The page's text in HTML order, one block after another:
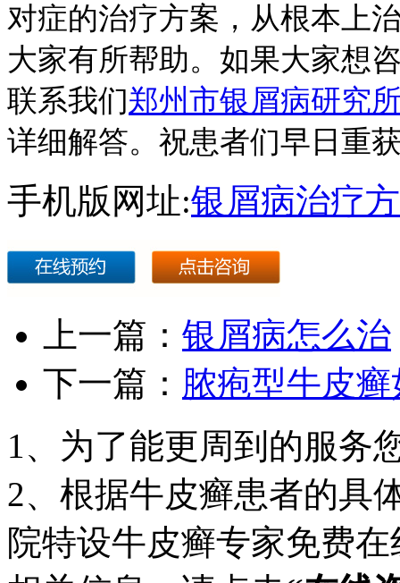
对症的治疗方案，从根本上
大家有所帮助。如果大家想
联系我们郑州市银屑病研究
详细解答。祝患者们早日重
手机版网址:银屑病治疗
上一篇： 银屑病怎么治
下一篇： 脓疱型牛皮
1、为了能更周到的服务
2、根据牛皮癣患者的具
院特设牛皮癣专家免费